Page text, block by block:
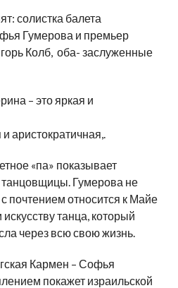
солистка балета
Гумерова и премьер
Колб, оба- заслуженные
– это яркая и
аристократичная,.
«па» показывает
танцовщицы. Гумерова не
почтением относится к Майе
танца, который
через всю свою жизнь.
Кармен – Софья
покажет израильской